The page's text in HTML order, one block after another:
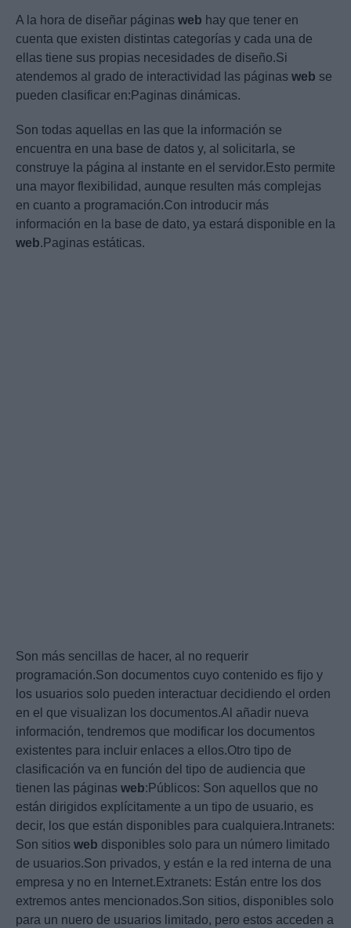
A la hora de diseñar páginas web hay que tener en
cuenta que existen distintas categorías y cada una de
ellas tiene sus propias necesidades de diseño.Si
atendemos al grado de interactividad las páginas web se
pueden clasificar en:Paginas dinámicas.
Son todas aquellas en las que la información se
encuentra en una base de datos y, al solicitarla, se
construye la página al instante en el servidor.Esto permite
una mayor flexibilidad, aunque resulten más complejas
en cuanto a programación.Con introducir más
información en la base de dato, ya estará disponible en la
web.Paginas estáticas.
Son más sencillas de hacer, al no requerir
programación.Son documentos cuyo contenido es fijo y
los usuarios solo pueden interactuar decidiendo el orden
en el que visualizan los documentos.Al añadir nueva
información, tendremos que modificar los documentos
existentes para incluir enlaces a ellos.Otro tipo de
clasificación va en función del tipo de audiencia que
tienen las páginas web:Públicos: Son aquellos que no
están dirigidos explícitamente a un tipo de usuario, es
decir, los que están disponibles para cualquiera.Intranets:
Son sitios web disponibles solo para un número limitado
de usuarios.Son privados, y están e la red interna de una
empresa y no en Internet.Extranets: Están entre los dos
extremos antes mencionados.Son sitios, disponibles solo
para un nuero de usuarios limitado, pero estos acceden a